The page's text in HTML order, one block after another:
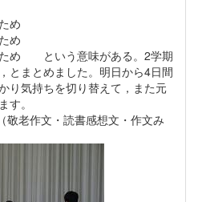
め
め
め という意味がある。2学期
とまとめました。明日から4日間
り気持ちを切り替えて，また元
。
老作文・読書感想文・作文み